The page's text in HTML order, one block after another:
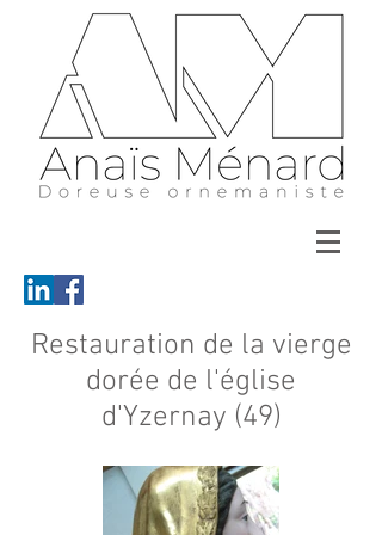
Restauration de la vierge
dorée de l'église
d'Yzernay (49)